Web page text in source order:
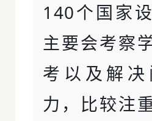
140个国家
主要会考察
考以及解
力，比较注